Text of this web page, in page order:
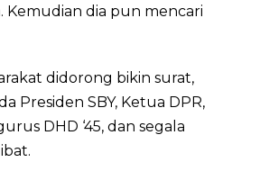
Kemudian dia pun mencari
didorong bikin surat,
Presiden SBY, Ketua DPR,
DHD ‘45, dan segala